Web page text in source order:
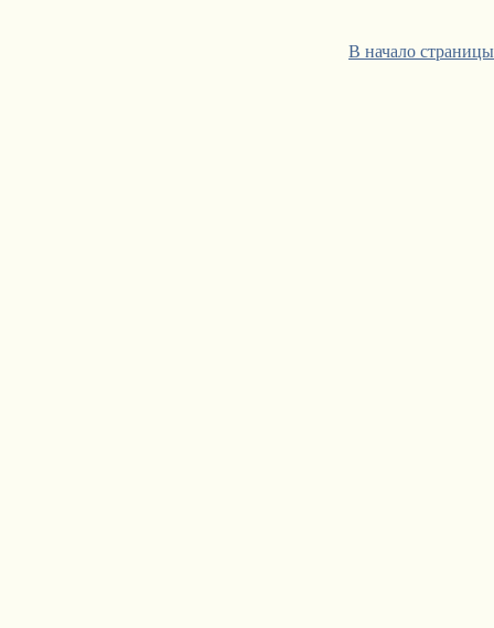
В начало страницы